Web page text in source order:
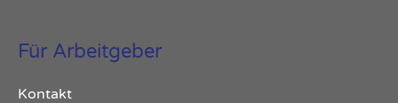
Für Arbeitgeber
Kontakt